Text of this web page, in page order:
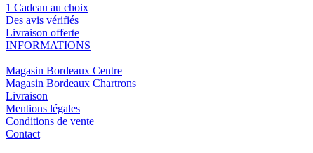
1 Cadeau au choix
Des avis vérifiés
Livraison offerte
INFORMATIONS
Magasin Bordeaux Centre
Magasin Bordeaux Chartrons
Livraison
Mentions légales
Conditions de vente
Contact